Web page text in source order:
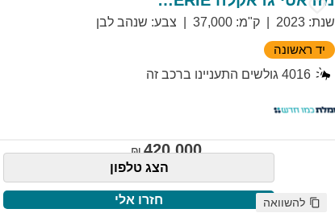
שנת:
2023 ק"מ:
37,000 צבע: שנהב לבן
יד ראשונה
4016 גולשים התעניינו ברכב זה
420,000
הצג טלפון
חזרו אלי להשוואה